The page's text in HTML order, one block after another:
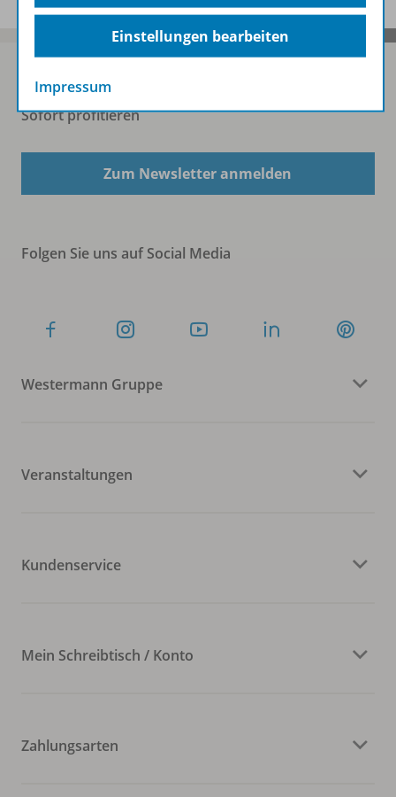
Sofort profitieren
Zum Newsletter anmelden
Folgen Sie uns auf Social Media
Westermann Gruppe
Veranstaltungen
Kundenservice
Mein Schreibtisch / Konto
Zahlungsarten
Einstellungen bearbeiten
Impressum